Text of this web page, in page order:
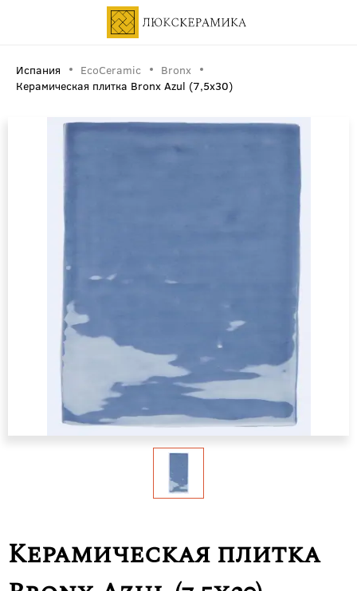
Испания EcoCeramic
Bronx
Керамическая плитка Bronx Azul (7,5x30)
Керамическая плитка